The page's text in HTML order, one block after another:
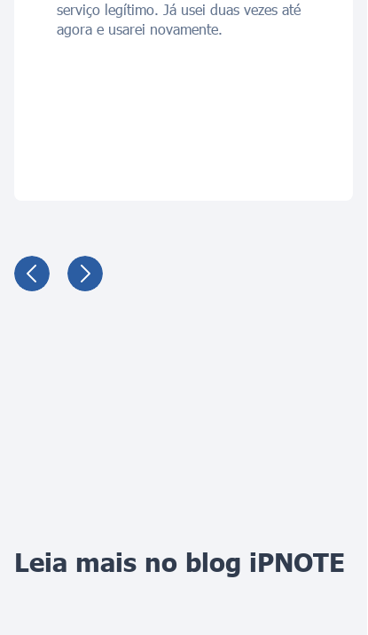
serviço legítimo. Já usei duas vezes até
agora e usarei novamente.
Leia mais no blog iPNOTE